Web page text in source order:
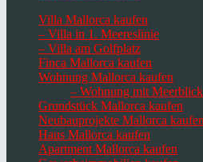
Villa Mallorca kaufen
– Villa in 1. Meereslinie
– Villa am Golfplatz
Finca Mallorca kaufen
Wohnung Mallorca kaufen
– Wohnung mit Meerblick
Grundstück Mallorca kaufen
Neubauprojekte Mallorca kaufen
Haus Mallorca kaufen
Apartment Mallorca kaufen